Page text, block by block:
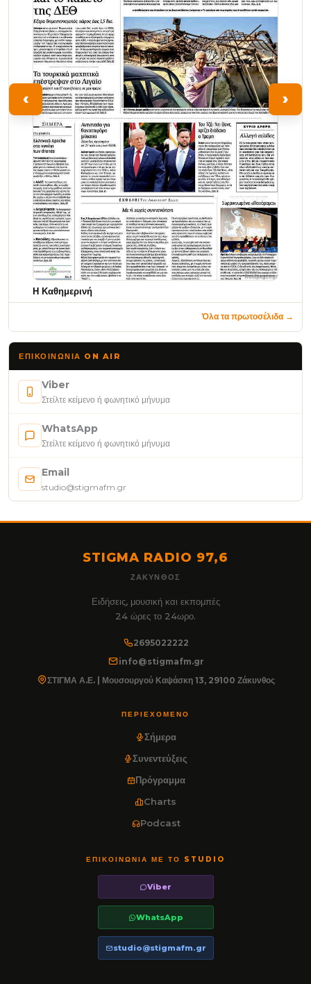
‹
Η Καθημερινή
›
Όλα τα πρωτοσέλιδα →
ΕΠΙΚΟΙΝΩΝΊΑ ON AIR
Viber
Στείλτε κείμενο ή φωνητικό μήνυμα
WhatsApp
Στείλτε κείμενο ή φωνητικό μήνυμα
Email
studio@stigmafm.gr
STIGMA RADIO 97,6
ΖΆΚΥΝΘΟΣ
Ειδήσεις, μουσική και εκπομπές
24 ώρες το 24ωρο.
2695022222
info@stigmafm.gr
ΣΤΙΓΜΑ Α.Ε. | Μουσουργού Καψάσκη 13, 29100 Ζάκυνθος
ΠΕΡΙΕΧΌΜΕΝΟ
Σήμερα
Συνεντεύξεις
Πρόγραμμα
Charts
Podcast
ΕΠΙΚΟΙΝΩΝΊΑ ΜΕ ΤΟ STUDIO
Viber
WhatsApp
studio@stigmafm.gr